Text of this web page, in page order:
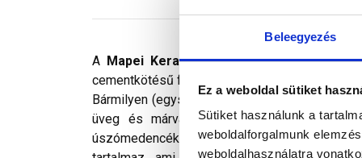
Beleegyezés
Ez a weboldal sütiket
Sütiket használunk a
weboldalforgalmunk
weboldalhasználatra
A Mapei Keracolor FF Flex fugázó
cementkötésű fugázóhabarcs. Alkalmazható 6
Bármilyen (egyszer, vagy kétszer égetett,
üveg és márványmozaik burkolat
úszómedencék, fürdőszobák, konyhák,